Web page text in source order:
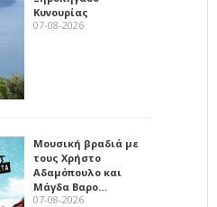
Κυνουρίας
07-08-2026
Μουσική βραδιά με
τους Χρήστο
Αδαμόπουλο και
Μάγδα Βαρο…
07-08-2026